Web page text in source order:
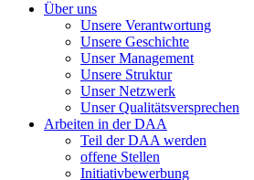
Über uns
Unsere Verantwortung
Unsere Geschichte
Unser Management
Unsere Struktur
Unser Netzwerk
Unser Qualitätsversprechen
Arbeiten in der DAA
Teil der DAA werden
offene Stellen
Initiativbewerbung